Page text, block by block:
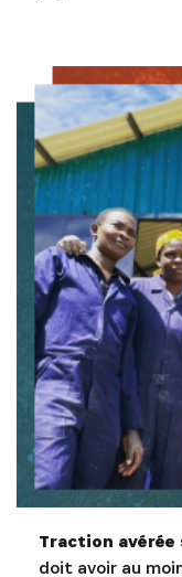
Recevez les
Netpreneur
Traction avérée
doit avoir au